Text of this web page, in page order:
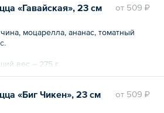
oт 509 ₽
«Гавайская», 23 см
моцарелла, ананас, томатный
вес – 275 г
oт 509 ₽
«Биг Чикен», 23 см